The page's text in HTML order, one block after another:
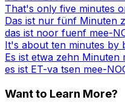
That's only five minutes
Das ist nur fünf Minuten
das ist noor fuenf mee-
It's about ten minutes by
Es ist etwa zehn Minuten
es ist ET-va tsen mee-
Want to Learn More?